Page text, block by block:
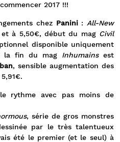
2017 !!!
chez Panini: All-New
et à 5,50€, début du mag Civil
disponible uniquement
la fin du mag Inhumainsest
, sensible augmentation des
rythme avec pas moins de
, série de gros monstres
par le très talentueux
été le premier (et le seul) à